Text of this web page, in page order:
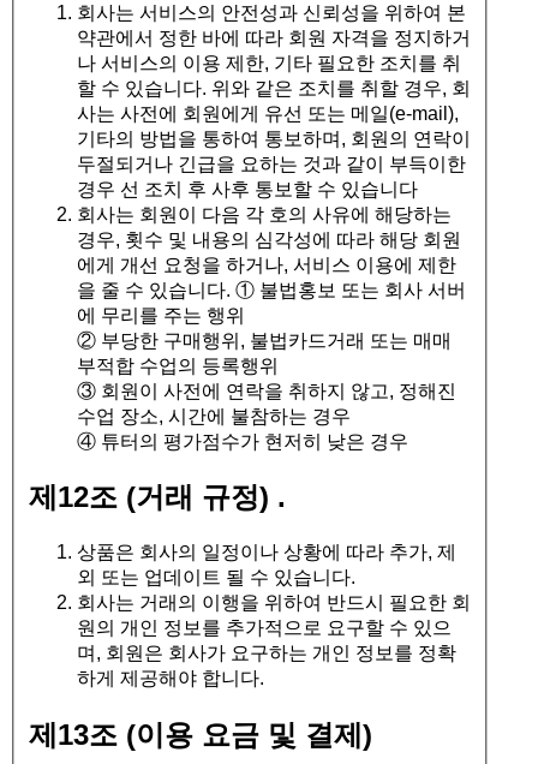
회사는 서비스의 안전성과 신뢰성을 위하여 본
약관에서 정한 바에 따라 회원 자격을 정지하거
나 서비스의 이용 제한, 기타 필요한 조치를 취
할 수 있습니다. 위와 같은 조치를 취할 경우, 회
사는 사전에 회원에게 유선 또는 메일(e-mail),
기타의 방법을 통하여 통보하며, 회원의 연락이
두절되거나 긴급을 요하는 것과 같이 부득이한
경우 선 조치 후 사후 통보할 수 있습니다
회사는 회원이 다음 각 호의 사유에 해당하는
경우, 횟수 및 내용의 심각성에 따라 해당 회원
에게 개선 요청을 하거나, 서비스 이용에 제한
을 줄 수 있습니다. ① 불법홍보 또는 회사 서버
에 무리를 주는 행위
② 부당한 구매행위, 불법카드거래 또는 매매
부적합 수업의 등록행위
③ 회원이 사전에 연락을 취하지 않고, 정해진
수업 장소, 시간에 불참하는 경우
④ 튜터의 평가점수가 현저히 낮은 경우
제12조 (거래 규정) .
상품은 회사의 일정이나 상황에 따라 추가, 제
외 또는 업데이트 될 수 있습니다.
회사는 거래의 이행을 위하여 반드시 필요한 회
원의 개인 정보를 추가적으로 요구할 수 있으
며, 회원은 회사가 요구하는 개인 정보를 정확
하게 제공해야 합니다.
제13조 (이용 요금 및 결제)